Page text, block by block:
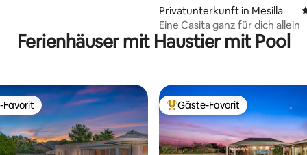
Privatunterkunft in Mesilla
Eine Casita ganz für dich allein
Ferienhäuser mit Haustier mit Pool
Favorit. Beliebter Gäste-Favorit.
Gäste-Favorit